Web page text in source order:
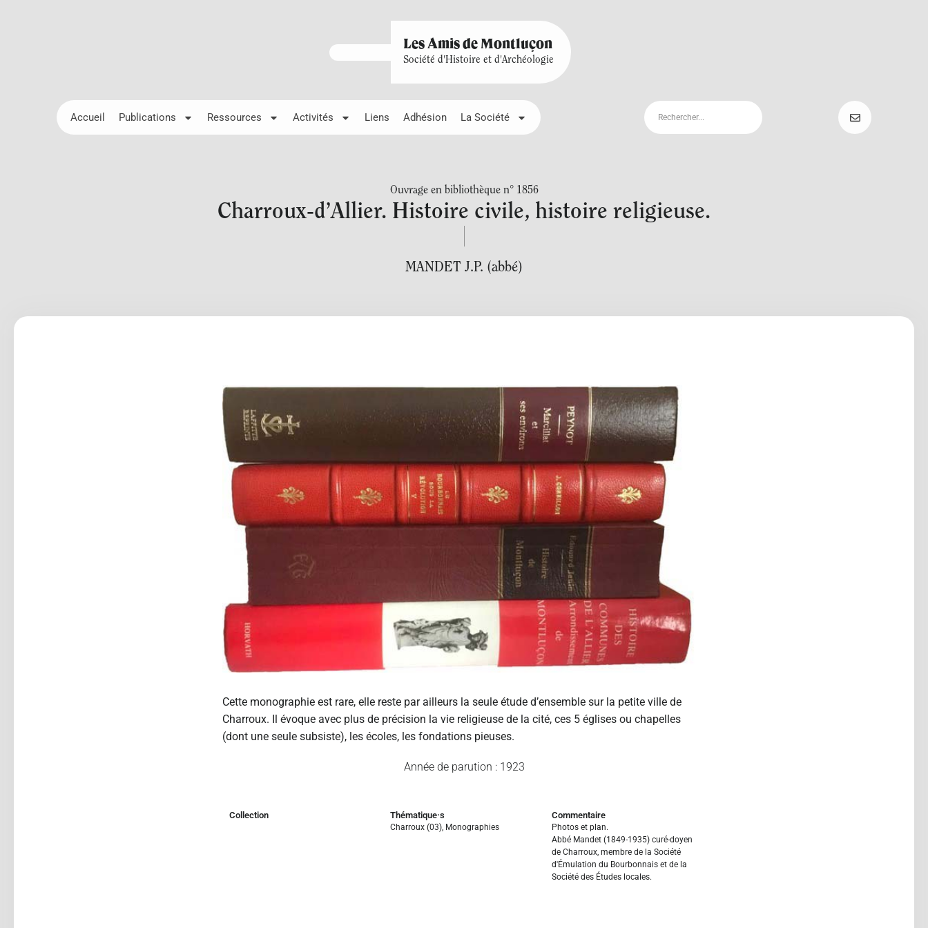
Les Amis de Montluçon
Société d'Histoire et d'Archéologie
Accueil Publications Ressources Activités Liens Adhésion La Société
Ouvrage en bibliothèque n° 1856
Charroux-d’Allier. Histoire civile, histoire religieuse.
MANDET J.P. (abbé)
Cette monographie est rare, elle reste par ailleurs la seule étude d’ensemble sur la petite ville de
Charroux. Il évoque avec plus de précision la vie religieuse de la cité, ces 5 églises ou chapelles
(dont une seule subsiste), les écoles, les fondations pieuses. ‎
Année de parution : 1923
Collection Thématique·s
Charroux (03) Monographies
Commentaire
Photos et plan.
Abbé Mandet (1849-1935) curé-doyen
de Charroux, membre de la Société
d'Émulation du Bourbonnais et de la
Société des Études locales.